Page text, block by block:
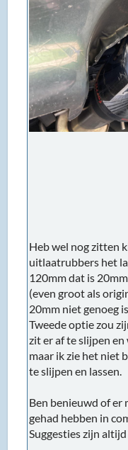
Heb wel nog zitten
uitlaatrubbers het
120mm dat is
(even groot als
20mm niet genoeg
Tweede optie zou
zit er af te slijpen
maar ik zie het niet
te slijpen en lassen.
Ben benieuwd of er
gehad hebben in
Suggesties zijn